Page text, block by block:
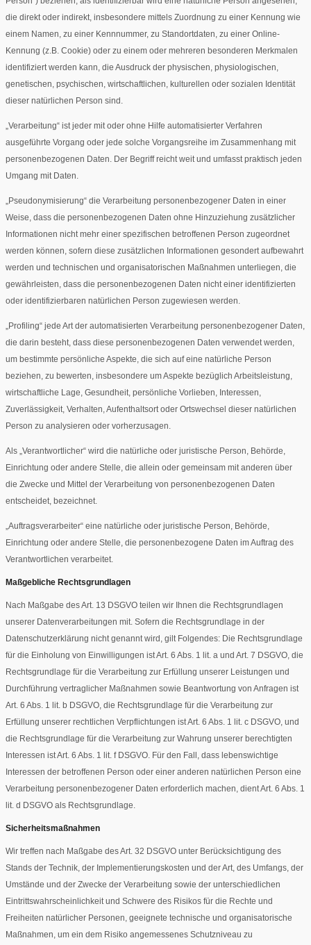
die direkt oder indirekt, insbesondere mittels Zuordnung zu einer Kennung wie
einem Namen, zu einer Kennnummer, zu Standortdaten, zu einer Online-
Kennung (z.B. Cookie) oder zu einem oder mehreren besonderen Merkmalen
identifiziert werden kann, die Ausdruck der physischen, physiologischen,
genetischen, psychischen, wirtschaftlichen, kulturellen oder sozialen Identität
dieser natürlichen Person sind.
„Verarbeitung“ ist jeder mit oder ohne Hilfe automatisierter Verfahren
ausgeführte Vorgang oder jede solche Vorgangsreihe im Zusammenhang mit
personenbezogenen Daten. Der Begriff reicht weit und umfasst praktisch jeden
Umgang mit Daten.
„Pseudonymisierung“ die Verarbeitung personenbezogener Daten in einer
Weise, dass die personenbezogenen Daten ohne Hinzuziehung zusätzlicher
Informationen nicht mehr einer spezifischen betroffenen Person zugeordnet
werden können, sofern diese zusätzlichen Informationen gesondert aufbewahrt
werden und technischen und organisatorischen Maßnahmen unterliegen, die
gewährleisten, dass die personenbezogenen Daten nicht einer identifizierten
oder identifizierbaren natürlichen Person zugewiesen werden.
„Profiling“ jede Art der automatisierten Verarbeitung personenbezogener Daten,
die darin besteht, dass diese personenbezogenen Daten verwendet werden,
um bestimmte persönliche Aspekte, die sich auf eine natürliche Person
beziehen, zu bewerten, insbesondere um Aspekte bezüglich Arbeitsleistung,
wirtschaftliche Lage, Gesundheit, persönliche Vorlieben, Interessen,
Zuverlässigkeit, Verhalten, Aufenthaltsort oder Ortswechsel dieser natürlichen
Person zu analysieren oder vorherzusagen.
Als „Verantwortlicher“ wird die natürliche oder juristische Person, Behörde,
Einrichtung oder andere Stelle, die allein oder gemeinsam mit anderen über
die Zwecke und Mittel der Verarbeitung von personenbezogenen Daten
entscheidet, bezeichnet.
„Auftragsverarbeiter“ eine natürliche oder juristische Person, Behörde,
Einrichtung oder andere Stelle, die personenbezogene Daten im Auftrag des
Verantwortlichen verarbeitet.
Maßgebliche Rechtsgrundlagen
Nach Maßgabe des Art. 13 DSGVO teilen wir Ihnen die Rechtsgrundlagen
unserer Datenverarbeitungen mit. Sofern die Rechtsgrundlage in der
Datenschutzerklärung nicht genannt wird, gilt Folgendes: Die Rechtsgrundlage
für die Einholung von Einwilligungen ist Art. 6 Abs. 1 lit. a und Art. 7 DSGVO, die
Rechtsgrundlage für die Verarbeitung zur Erfüllung unserer Leistungen und
Durchführung vertraglicher Maßnahmen sowie Beantwortung von Anfragen ist
Art. 6 Abs. 1 lit. b DSGVO, die Rechtsgrundlage für die Verarbeitung zur
Erfüllung unserer rechtlichen Verpflichtungen ist Art. 6 Abs. 1 lit. c DSGVO, und
die Rechtsgrundlage für die Verarbeitung zur Wahrung unserer berechtigten
Interessen ist Art. 6 Abs. 1 lit. f DSGVO. Für den Fall, dass lebenswichtige
Interessen der betroffenen Person oder einer anderen natürlichen Person eine
Verarbeitung personenbezogener Daten erforderlich machen, dient Art. 6 Abs. 1
lit. d DSGVO als Rechtsgrundlage.
Sicherheitsmaßnahmen
Wir treffen nach Maßgabe des Art. 32 DSGVO unter Berücksichtigung des
Stands der Technik, der Implementierungskosten und der Art, des Umfangs, der
Umstände und der Zwecke der Verarbeitung sowie der unterschiedlichen
Eintrittswahrscheinlichkeit und Schwere des Risikos für die Rechte und
Freiheiten natürlicher Personen, geeignete technische und organisatorische
Maßnahmen, um ein dem Risiko angemessenes Schutzniveau zu